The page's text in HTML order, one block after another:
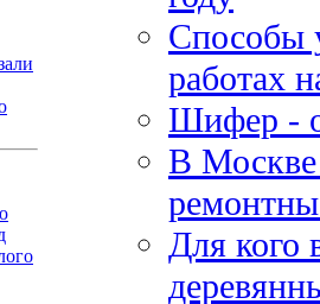
Способы
работах
Шифер -
В Москве
Для кого